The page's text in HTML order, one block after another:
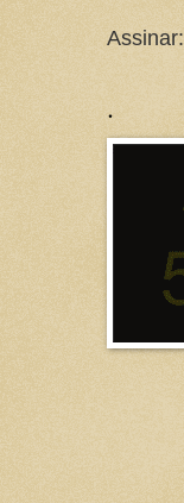
Assinar:
.